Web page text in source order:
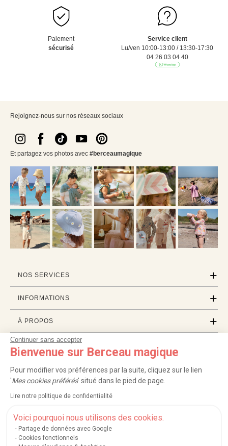
Continuer sans accepter
Bienvenue sur Berceau magique
Pour modifier vos préférences par la suite, cliquez sur le lien
'Mes cookies préférés' situé dans le pied de page.
Lire notre politique de confidentialité
Voici pourquoi nous utilisons des cookies.
Partage de données avec Google
Cookies fonctionnels
Paiement
sécurisé
Service client
Lu/ven 10:00-13:00 / 13:30-17:30
04 26 03 04 40
Rejoignez-nous sur nos réseaux sociaux
Et partagez vos photos avec #berceaumagique
NOS SERVICES
INFORMATIONS
À PROPOS
PROFESSIONNELS
LISTES CADEAUX
Service après-vente| FAQ |Rappels de produits|Protection des données
Mentions légales et crédits Conditions générales de ventes
Nos moyens de paiement sécurisés